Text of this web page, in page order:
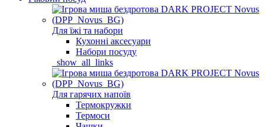
Для їжі та набори
Кухонні аксесуари
Набори посуду
_show_all_links
Для гарячих напоїв
Термокружки
Термоси